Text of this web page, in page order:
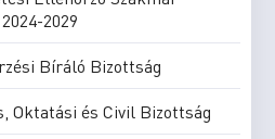
2029
Bíráló Bizottság
Oktatási és Civil Bizottság